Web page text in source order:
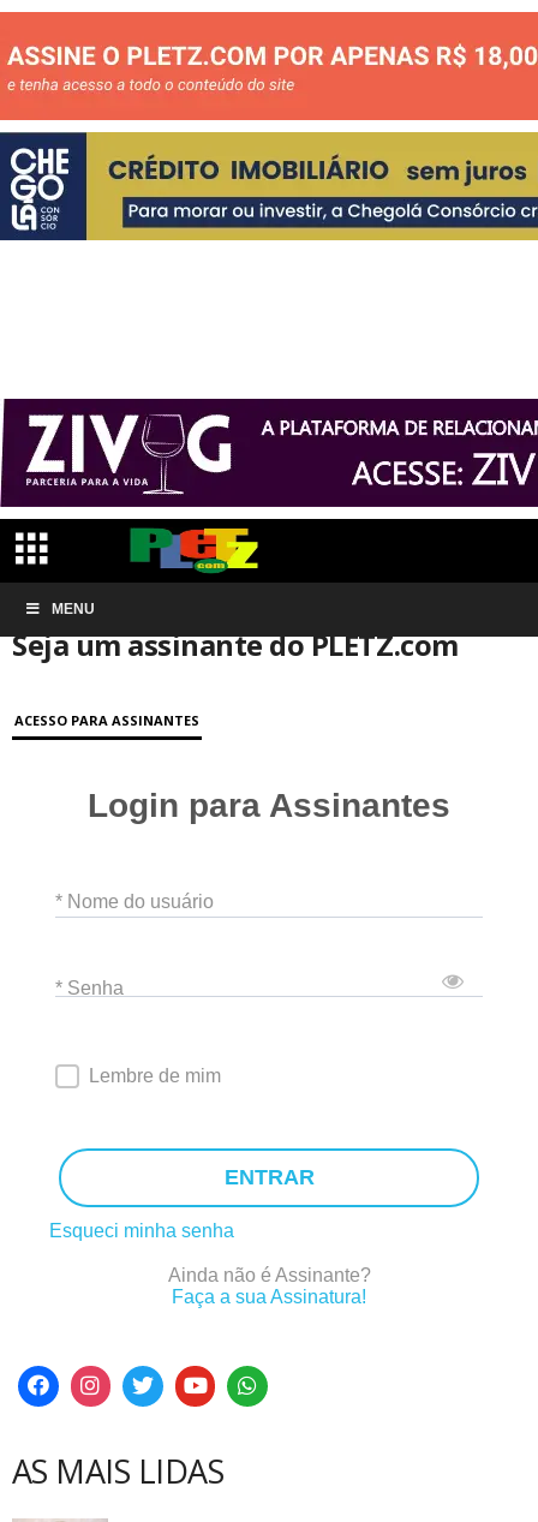
MENU
Início Conta de associação
Seja um assinante do PLETZ.com
ACESSO PARA ASSINANTES
Login para Assinantes
* Nome do usuário
* Senha
Lembre de mim
ENTRAR
Esqueci minha senha
Ainda não é Assinante?
Faça a sua Assinatura!
AS MAIS LIDAS